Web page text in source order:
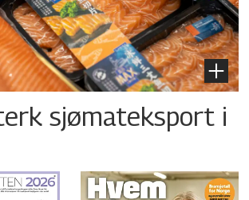
sjømateksport i